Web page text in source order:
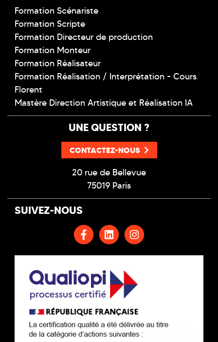
Formation Scénariste
Formation Scripte
Formation Directeur de production
Formation Monteur
Formation Réalisateur
Formation Réalisation / Interprétation - Cours
Florent
Mastère Direction Artistique et Réalisation IA
UNE QUESTION ?
CONTACTEZ-NOUS
20 rue de Bellevue
75019 Paris
SUIVEZ-NOUS